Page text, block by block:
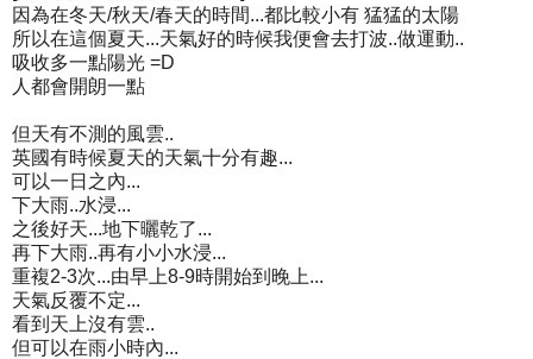
因為在冬天/秋天/春天的時間...都比較小有 猛猛的太陽
所以在這個夏天...天氣好的時候我便會去打波..做運動..
吸收多一點陽光 =D
人都會開朗一點
但天有不測的風雲..
英國有時候夏天的天氣十分有趣...
可以一日之內...
下大雨..水浸...
之後好天...地下曬乾了...
再下大雨..再有小小水浸...
重複2-3次...由早上8-9時開始到晚上...
天氣反覆不定...
看到天上沒有雲..
但可以在雨小時內...